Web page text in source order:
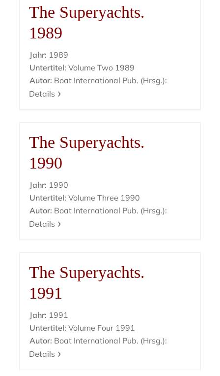
The Superyachts.
1989
Jahr: 1989
Untertitel: Volume Two 1989
Autor: Boat International Pub. (Hrsg.):
Details
The Superyachts.
1990
Jahr: 1990
Untertitel: Volume Three 1990
Autor: Boat International Pub. (Hrsg.):
Details
The Superyachts.
1991
Jahr: 1991
Untertitel: Volume Four 1991
Autor: Boat International Pub. (Hrsg.):
Details